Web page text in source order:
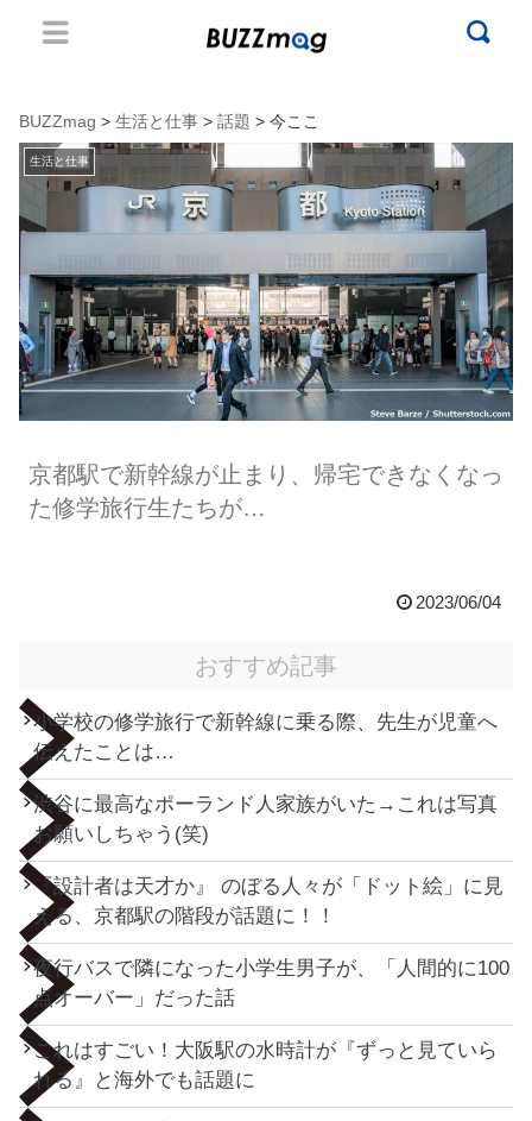
BUZZmag > 生活と仕事 > 話題 > 今ここ
生活と仕事
京都駅で新幹線が止まり、帰宅できなくなっ
た修学旅行生たちが…
2023/06/04
おすすめ記事
小学校の修学旅行で新幹線に乗る際、先生が児童へ
伝えたことは…
渋谷に最高なポーランド人家族がいた→これは写真
お願いしちゃう(笑)
『設計者は天才か』 のぼる人々が「ドット絵」に見
える、京都駅の階段が話題に！！
夜行バスで隣になった小学生男子が、「人間的に100
点オーバー」だった話
これはすごい！大阪駅の水時計が『ずっと見ていら
れる』と海外でも話題に